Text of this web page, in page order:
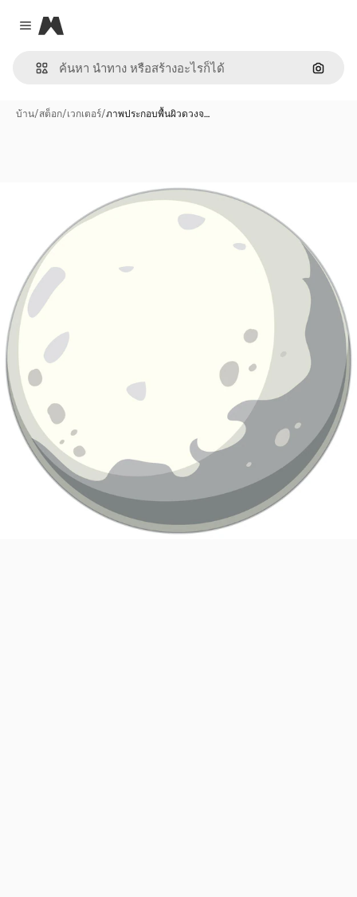
Close menu
Magnific
ค้นหา
บ้าน/สต็อก/เวกเตอร์/ภาพประกอบพื้นผิวดวงจ…